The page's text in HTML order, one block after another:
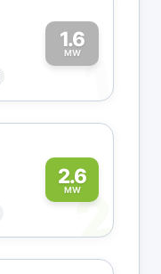
1.6
MW1
2.6
MW2